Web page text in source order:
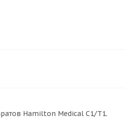
Hamilton Medical C1/T1.